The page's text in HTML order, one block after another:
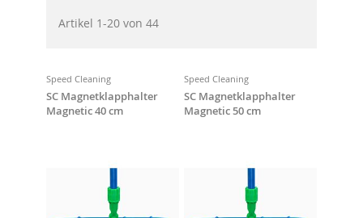
Artikel 1-20von 44
Speed Cleaning
SC Magnetklapphalter
Magnetic 40 cm
Speed Cleaning
SC Magnetklapphalter
Magnetic 50 cm